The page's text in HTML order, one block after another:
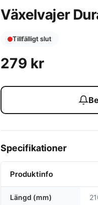
Växelvajer
Tillfälligt slut
279 kr
Specifikationer
Produktinfo
Längd (mm)